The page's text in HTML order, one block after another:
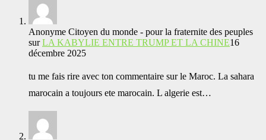
Anonyme Citoyen du monde - pour la fraternite des peuples
surLA KABYLIE ENTRE TRUMP ET LA CHINE16
décembre 2025
tu me fais rire avec ton commentaire sur le Maroc. La sahara
marocain a toujours ete marocain. L algerie est…